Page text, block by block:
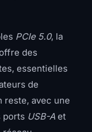
PCIe 5.0, la
des
essentielles
de
reste, avec une
ports USB-A et